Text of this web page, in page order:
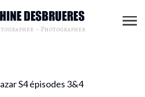
– Photographer
S4 épisodes 3&4